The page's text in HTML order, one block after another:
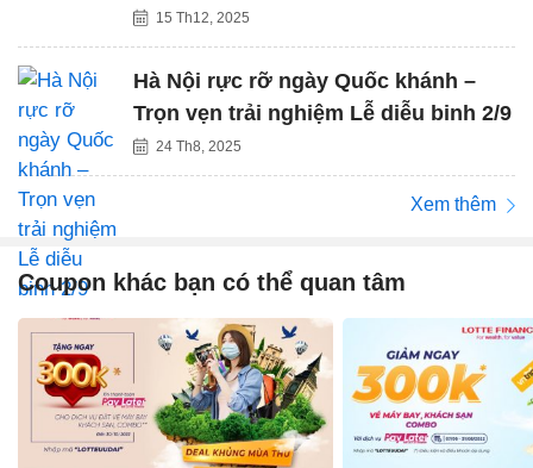
15 Th12, 2025
Hà Nội rực rỡ ngày Quốc khánh –
Trọn vẹn trải nghiệm Lễ diễu binh 2/9
24 Th8, 2025
Xem thêm
Coupon khác bạn có thể quan tâm